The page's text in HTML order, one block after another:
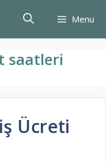
Menu
saatleri
Ücreti